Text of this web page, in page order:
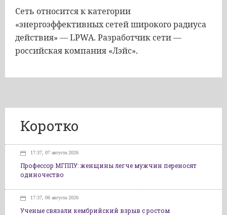
Сеть относится к категории
«энергоэффективных сетей широкого радиуса
действия» — LPWA. Разработчик сети —
российская компания «Лэйс».
Коротко
17:37, 07 августа 2026
Профессор МГППУ: женщины легче мужчин переносят
одиночество
17:37, 06 августа 2026
Ученые связали кембрийский взрыв с ростом